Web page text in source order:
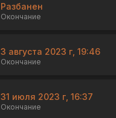
Разбанен
Окончание
3 августа 2023 г, 19:46
Окончание
31 июля 2023 г, 16:37
Окончание